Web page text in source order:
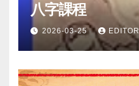
八字課程
2026-03-25 EDITOR